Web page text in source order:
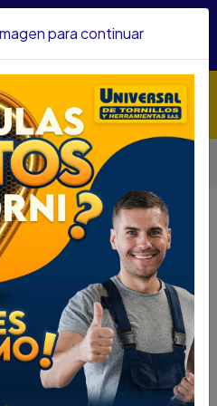
PARRILLERO por compras
Accesorios Para Herramientas
BOSCH 3/4 BIMETALICA REF 101
3/4
BIMETALICA REF 101
para continuar